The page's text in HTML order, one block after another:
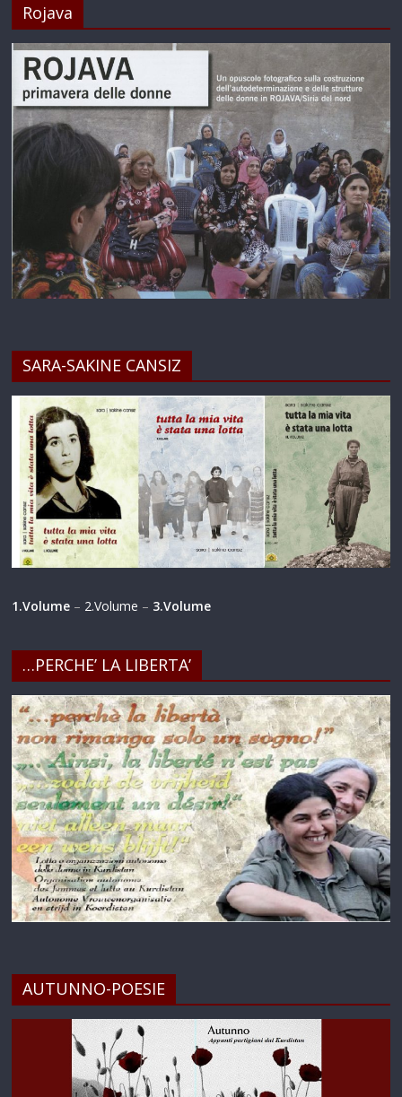
Rojava
SARA-SAKINE CANSIZ
1.Volume – 2.Volume – 3.Volume
…PERCHE’ LA LIBERTA’
AUTUNNO-POESIE